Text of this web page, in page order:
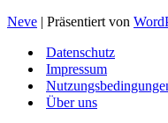
Neve | Präsentiert von
Datenschutz
Impressum
Über uns